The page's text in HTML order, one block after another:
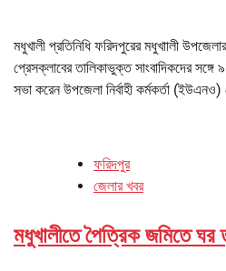
মধুখালী প্রতিনিধি ফরিদপুরের মধুখাালী
প্রেসক্লাবের তালিকাভুক্ত সাংবাদিকদের সঙ্গে
সভা করেন উপজেলা নির্বাহী কর্মকর্তা
ফরিদপুর
জেলার খবর
মধুখালীতে পৈত্রিক জমিতে ঘর